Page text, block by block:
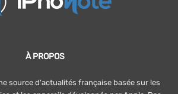
À PROPOS
source d'actualités française basée sur les